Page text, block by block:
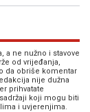
a ne nužno i stavove
od vrijeđanja,
da obriše komentar
nije dužna
prihvatate
koji mogu biti
i uvjerenjima.